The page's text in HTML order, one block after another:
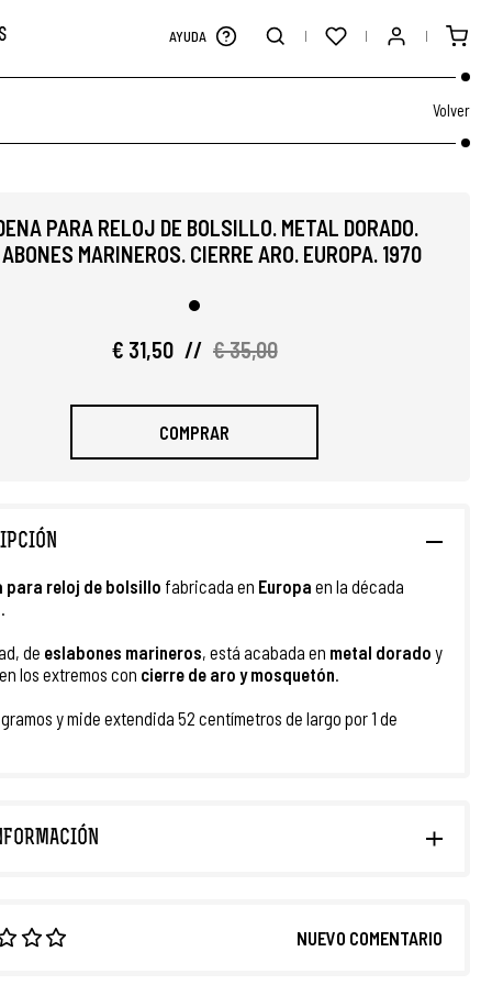
AYUDA
Volver
PARA RELOJ DE BOLSILLO. METAL DORADO.
MARINEROS. CIERRE ARO. EUROPA. 1970
€ 31,50 // € 35,00
COMPRAR
para reloj de bolsillo fabricada en Europa en la década
.
de eslabones marineros, está acabada en metal dorado y
los extremos con cierre de aro y mosquetón.
gramos y mide extendida 52 centímetros de largo por 1 de
NUEVO COMENTARIO